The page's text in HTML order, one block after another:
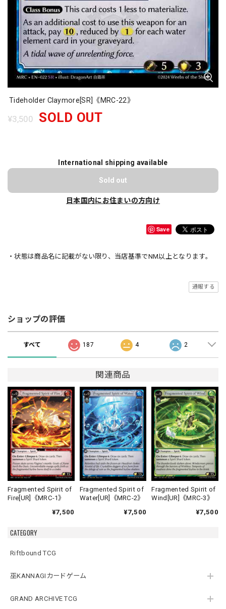
CATEGORY
Riftbound TCG
巫KANNAGIカードゲーム
GRAND ARCHIVE TCG
Tideholder Claymore[SR]《MRC-22》
¥3,500 SOLD OUT
International shipping available
Sold out
日本国内にお住まいの方向け
Save
・状態は商品名に記載がない限り、当店基準でNM以上となります。
通報する
ショップの評価
すべて 187 4 2
関連商品
Fragmented Spirit of
Fire[UR]《MRC-1》
¥7,500
Fragmented Spirit of
Water[UR]《MRC-2》
¥7,500
Fragmented Spirit of
Wind[UR]《MRC-3》
¥7,500